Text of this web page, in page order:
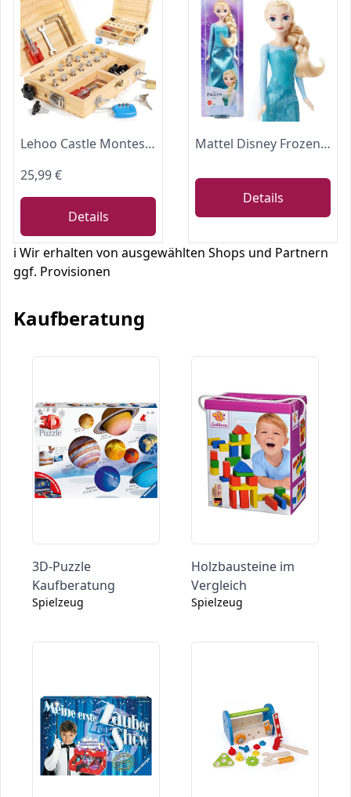
Lehoo Castle Montessori Werkzeugkoffer Kinder Schrauben Busy Board Holz
25,99 €
Details
Mattel Disney Frozen ELSA Modepuppe im Frozen 1 Look
Details
ℹ️ Wir erhalten von ausgewählten Shops und Partnern
ggf. Provisionen
Kaufberatung
3D-Puzzle
Kaufberatung
Spielzeug
Holzbausteine im
Vergleich
Spielzeug